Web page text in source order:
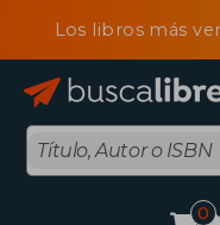
Los libros más
0